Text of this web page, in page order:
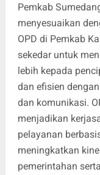
Pemkab
menyesuaikan
OPD di Pemkab
sekedar untuk
lebih kepada
dan efisien
dan komunikasi.
menjadikan
pelayanan
meningkatkan
pemerintahan